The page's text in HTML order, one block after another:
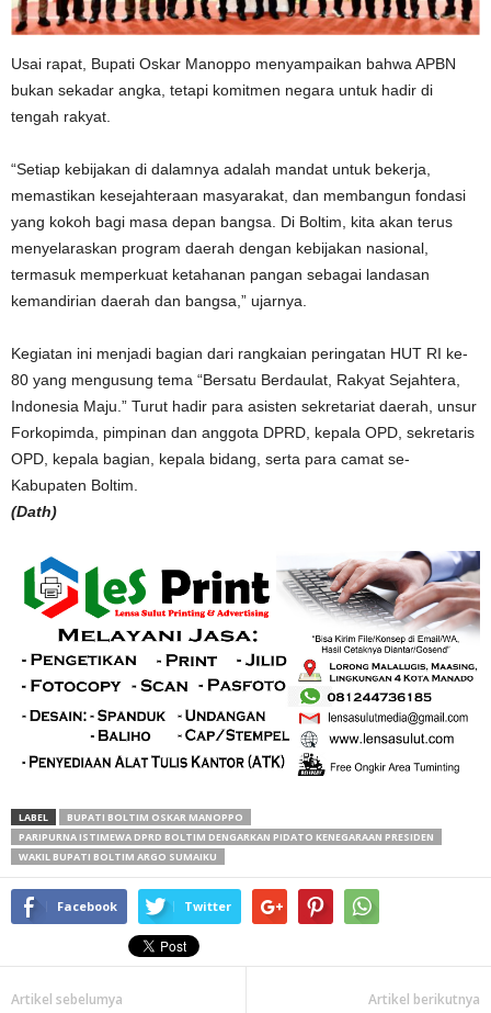
Usai rapat, Bupati Oskar Manoppo menyampaikan bahwa APBN
bukan sekadar angka, tetapi komitmen negara untuk hadir di
tengah rakyat.
“Setiap kebijakan di dalamnya adalah mandat untuk bekerja,
memastikan kesejahteraan masyarakat, dan membangun fondasi
yang kokoh bagi masa depan bangsa. Di Boltim, kita akan terus
menyelaraskan program daerah dengan kebijakan nasional,
termasuk memperkuat ketahanan pangan sebagai landasan
kemandirian daerah dan bangsa,” ujarnya.
Kegiatan ini menjadi bagian dari rangkaian peringatan HUT RI ke-
80 yang mengusung tema “Bersatu Berdaulat, Rakyat Sejahtera,
Indonesia Maju.” Turut hadir para asisten sekretariat daerah, unsur
Forkopimda, pimpinan dan anggota DPRD, kepala OPD, sekretaris
OPD, kepala bagian, kepala bidang, serta para camat se-
Kabupaten Boltim.
(Dath)
LABEL
BUPATI BOLTIM OSKAR MANOPPO
PARIPURNA ISTIMEWA DPRD BOLTIM DENGARKAN PIDATO KENEGARAAN PRESIDEN
WAKIL BUPATI BOLTIM ARGO SUMAIKU
Facebook Twitter
Artikel sebelumya Artikel berikutnya